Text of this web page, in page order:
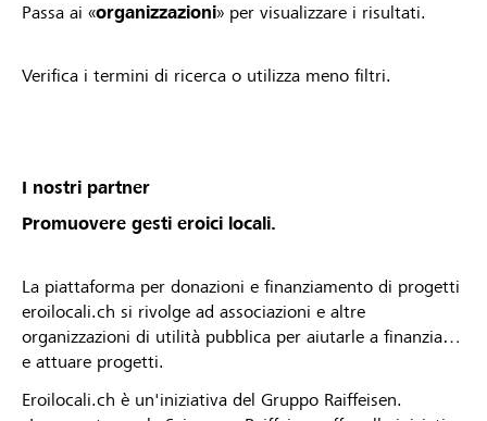
Passa ai «organizzazioni» per visualizzare i risultati.
Verifica i termini di ricerca o utilizza meno filtri.
I nostri partner
Promuovere gesti eroici locali.
La piattaforma per donazioni e finanziamento di progetti
eroilocali.ch si rivolge ad associazioni e altre
organizzazioni di utilità pubblica per aiutarle a finanziare
e attuare progetti.
Eroilocali.ch è un'iniziativa del Gruppo Raiffeisen.